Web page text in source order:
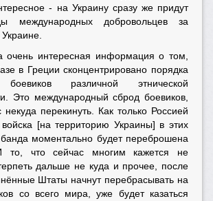
- на Украину сразу же придут
международных добровольцев за
очень интересная информация о том,
в Греции сконцентрировано порядка
различной этнической
Это международный сброд боевиков,
некуда перекинуть. Как только Россией
[на территорию Украины] в этих
моментально будет переброшена
то, что сейчас многим кажется не
дальше не куда и прочее, после
Штаты начнут перебрасывать на
со всего мира, уже будет казаться